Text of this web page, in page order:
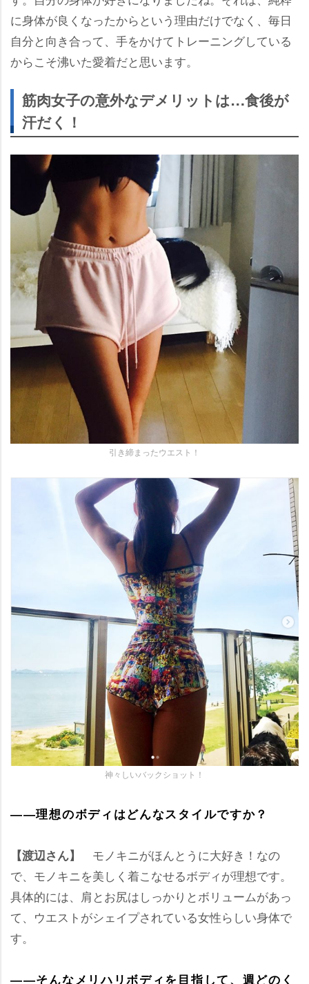
に身体が良くなったからという理由だけでなく、毎日
自分と向き合って、手をかけてトレーニングしている
からこそ沸いた愛着だと思います。
筋肉女子の意外なデメリットは…食後が
汗だく！
引き締まったウエスト！
神々しいバックショット！
――理想のボディはどんなスタイルですか？
【渡辺さん】
モノキニがほんとうに大好き！なの
で、モノキニを美しく着こなせるボディが理想です。
具体的には、肩とお尻はしっかりとボリュームがあっ
て、ウエストがシェイプされている女性らしい身体で
す。
――そんなメリハリボディを目指して、週どのく